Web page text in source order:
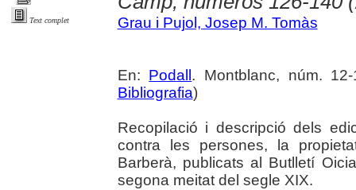
Text complet Grau i Pujol, Josep M. Tomàs
En: Podall . Montblanc, núm.
Bibliografia)
Recopilació i descripció dels
contra les persones, la
Barberà, publicats al Butlletí
segona meitat del segle XIX.